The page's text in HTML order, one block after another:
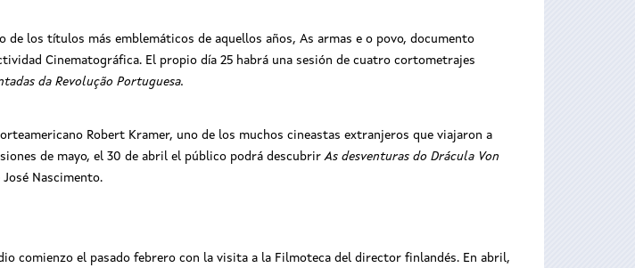
los títulos más emblemáticos de aquellos años, As armas e o povo, documento
Cinematográfica. El propio día 25 habrá una sesión de cuatro cortometrajes
da Revolução Portuguesa.
Robert Kramer, uno de los muchos cineastas extranjeros que viajaron a
de mayo, el 30 de abril el público podrá descubrirAs desventuras do Drácula Von
José Nascimento.
comienzo el pasado febrero con la visita a la Filmoteca del director finlandés. En abril,